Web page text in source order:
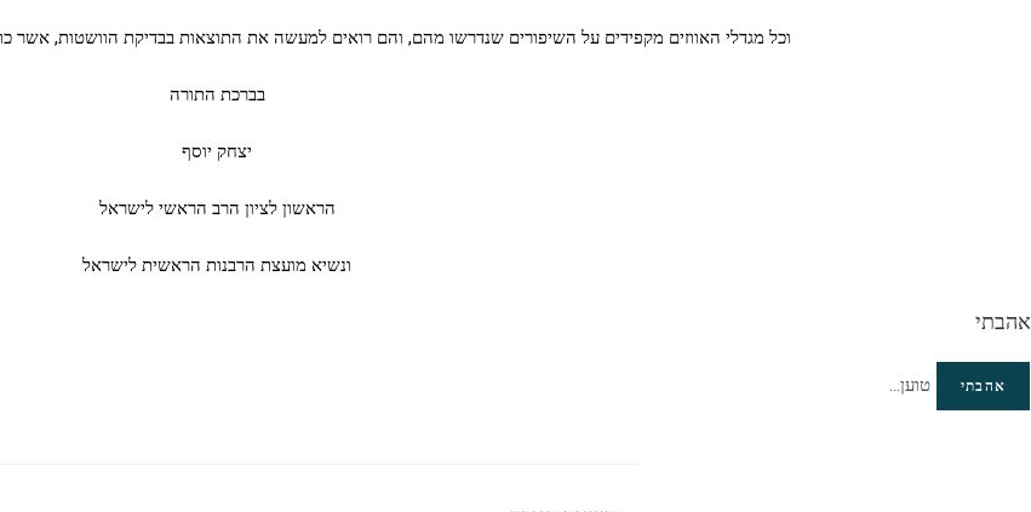
וכל מגדלי האווזים מקפידים על השיפורים שנדרשו מהם, והם רואים למעשה את התוצאות בבדיקת הוושטות, אשר
בברכת התורה
יצחק יוסף
הראשון לציון הרב הראשי לישראל
ונשיא מועצת הרבנות הראשית לישראל
אהבתי
אהבתי טוען...